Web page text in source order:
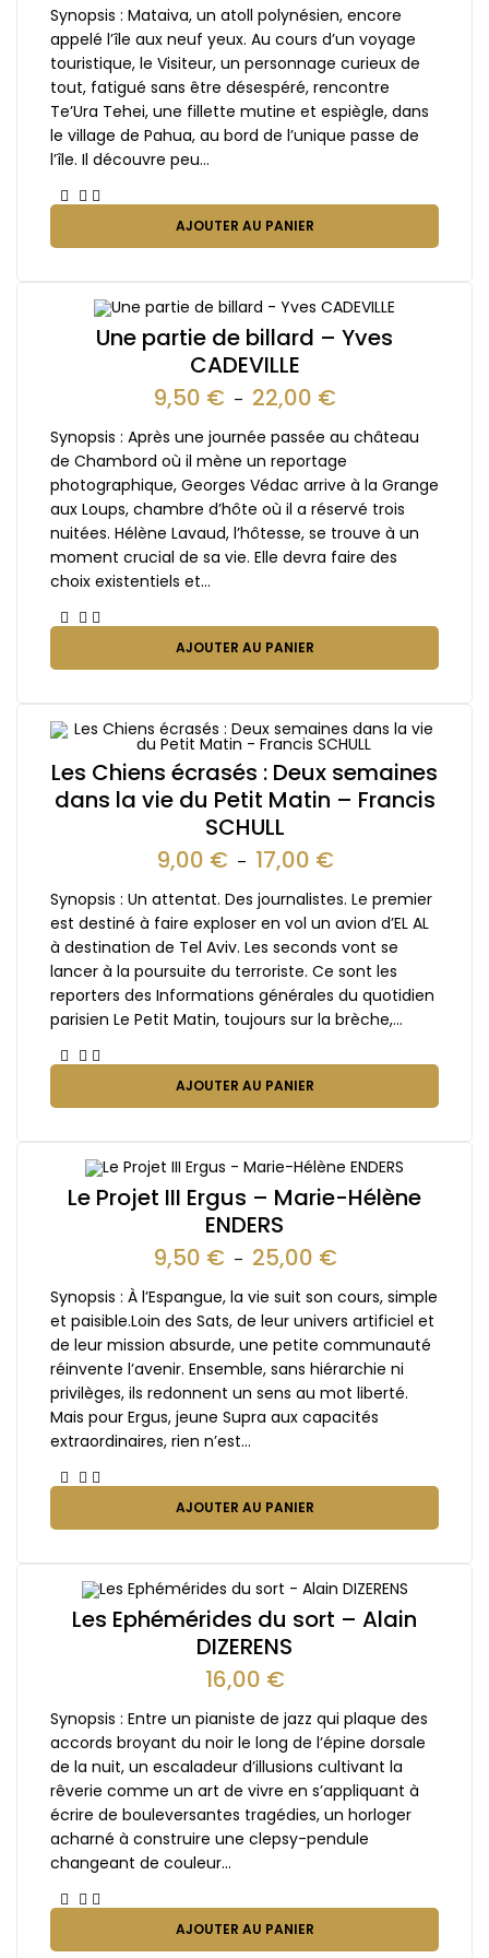
Synopsis : Mataiva, un atoll polynésien, encore
appelé l’île aux neuf yeux. Au cours d’un voyage
touristique, le Visiteur, un personnage curieux de
tout, fatigué sans être désespéré, rencontre
Te’Ura Tehei, une fillette mutine et espiègle, dans
le village de Pahua, au bord de l’unique passe de
l’île. Il découvre peu…
AJOUTER AU PANIER
Une partie de billard – Yves
CADEVILLE
9,50 € – 22,00 €
Synopsis : Après une journée passée au château
de Chambord où il mène un reportage
photographique, Georges Védac arrive à la Grange
aux Loups, chambre d’hôte où il a réservé trois
nuitées. Hélène Lavaud, l’hôtesse, se trouve à un
moment crucial de sa vie. Elle devra faire des
choix existentiels et…
AJOUTER AU PANIER
Les Chiens écrasés : Deux semaines
dans la vie du Petit Matin – Francis
SCHULL
9,00 € – 17,00 €
Synopsis : Un attentat. Des journalistes. Le premier
est destiné à faire exploser en vol un avion d’EL AL
à destination de Tel Aviv. Les seconds vont se
lancer à la poursuite du terroriste. Ce sont les
reporters des Informations générales du quotidien
parisien Le Petit Matin, toujours sur la brèche,…
AJOUTER AU PANIER
Le Projet III Ergus – Marie-Hélène
ENDERS
9,50 € – 25,00 €
Synopsis : À l’Espangue, la vie suit son cours, simple
et paisible.Loin des Sats, de leur univers artificiel et
de leur mission absurde, une petite communauté
réinvente l’avenir. Ensemble, sans hiérarchie ni
privilèges, ils redonnent un sens au mot liberté.
Mais pour Ergus, jeune Supra aux capacités
extraordinaires, rien n’est…
AJOUTER AU PANIER
Les Ephémérides du sort – Alain
DIZERENS
16,00 €
Synopsis : Entre un pianiste de jazz qui plaque des
accords broyant du noir le long de l’épine dorsale
de la nuit, un escaladeur d’illusions cultivant la
rêverie comme un art de vivre en s’appliquant à
écrire de bouleversantes tragédies, un horloger
acharné à construire une clepsy-pendule
changeant de couleur…
AJOUTER AU PANIER